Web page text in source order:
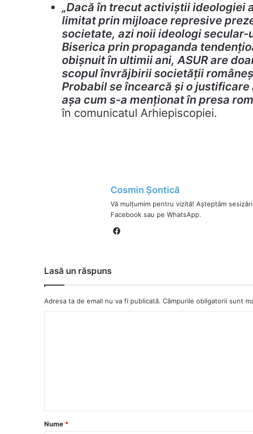
„Dacă în trecut activiştii ideologiei
limitat prin mijloace represive
societate, azi noii ideologi
Biserica prin propaganda
obişnuit în ultimii ani, ASUR are
scopul învrăjbirii societăţii
Probabil se încearcă şi o
aşa cum s-a menţionat în presa
în comunicatul Arhiepiscopiei.
Cosmin Șontică
Vă mulțumim pentru vizită! Așteptăm
Facebook sau pe WhatsApp.
Lasă un răspuns
Adresa ta de email nu va fi publicată. Câmpurile obligatorii sunt
a
r
Nume *